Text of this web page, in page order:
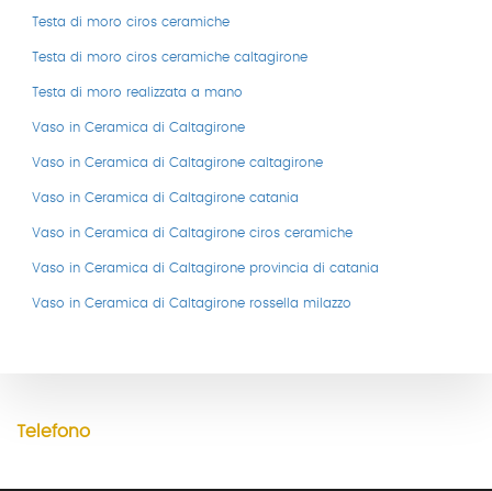
Testa di moro ciros ceramiche
Testa di moro ciros ceramiche caltagirone
Testa di moro realizzata a mano
Vaso in Ceramica di Caltagirone
Vaso in Ceramica di Caltagirone caltagirone
Vaso in Ceramica di Caltagirone catania
Vaso in Ceramica di Caltagirone ciros ceramiche
Vaso in Ceramica di Caltagirone provincia di catania
Vaso in Ceramica di Caltagirone rossella milazzo
Telefono